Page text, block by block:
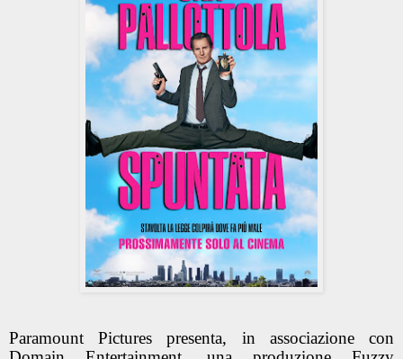
Paramount Pictures presenta, in associazione con